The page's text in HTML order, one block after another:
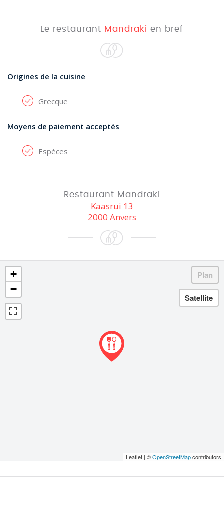
Le restaurant Mandraki en bref
Origines de la cuisine
Grecque
Moyens de paiement acceptés
Espèces
Restaurant Mandraki
Kaasrui 13
2000 Anvers
+
−
Leaflet | ©OpenStreetMapcontributors